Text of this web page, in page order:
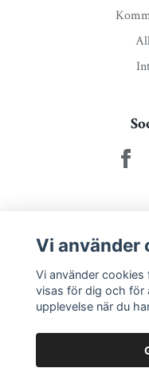
Vi använder
Vi använder
visas för dig och för
upplevelse när du